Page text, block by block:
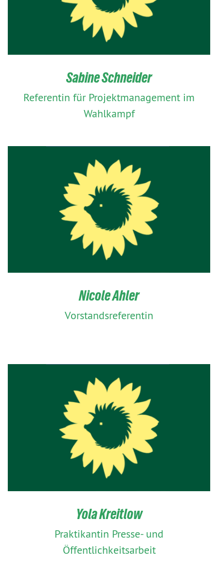
Sabine Schneider
Referentin für Projektmanagement im
Wahlkampf
Nicole Ahler
Vorstandsreferentin
Yola Kreitlow
Praktikantin Presse- und
Öffentlichkeitsarbeit